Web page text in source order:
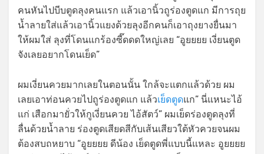
คนหันไปบีบตูดลุงคนแรก แล้วเอานิ้วถูร่องตูดแก มีการถุย
น้ำลายใส่แล้วเอานิ้วแยงด้วยลุงอีกคนก็เอาถุงยางยื่นมา
ให้ผมใส่ ลุงที่โดนแกร้องซี๊ดดดใหญ่เลย “อูยยยย เงี่ยนตูด
จังเลยอยากโดนเย็ด”
ผมเงี่ยนควยมากเลยในตอนนั้น ใกล้จะแตกแล้วด้วย ผม
เลยเอาท่อนควยไปถูร่องตูดแก แล้วเย็ดตูดแก” นี่แหนะไอ้
แก่ เสือกมายั่วให้กูเงี่ยนควย ไอ้สัตว์” ผมเย็ดร่องตูดลุงที่
ลื่นด้วยน้ำลาย ร่องตูดเสียดสีกับเส้นเสียวใต้หัวควยจนผม
ต้องสบถหยาบ “อูยยยย ดีน้อง เย็ดตูดพี่แบบนี้แหละ อูยยยย